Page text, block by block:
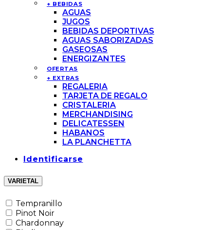
+ BEBIDAS
AGUAS
JUGOS
BEBIDAS DEPORTIVAS
AGUAS SABORIZADAS
GASEOSAS
ENERGIZANTES
OFERTAS
+ EXTRAS
REGALERIA
TARJETA DE REGALO
CRISTALERIA
MERCHANDISING
DELICATESSEN
HABANOS
LA PLANCHETTA
Identificarse
VARIETAL
Tempranillo
Pinot Noir
Chardonnay